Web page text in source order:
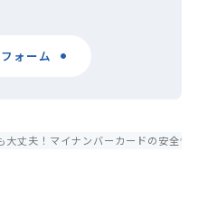
ォーム
大丈夫！マイナンバーカードの安全性